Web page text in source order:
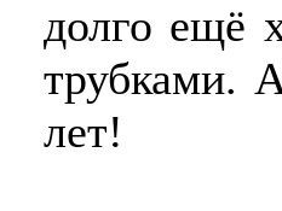
долго ещё
трубками.
лет!